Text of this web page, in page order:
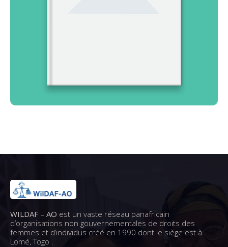
WILDAF – AO est un vaste réseau panafricain
d’organisations non gouvernementales de droits des
femmes et d’individus créé en 1990 dont le siège est à
Lomé, Togo .